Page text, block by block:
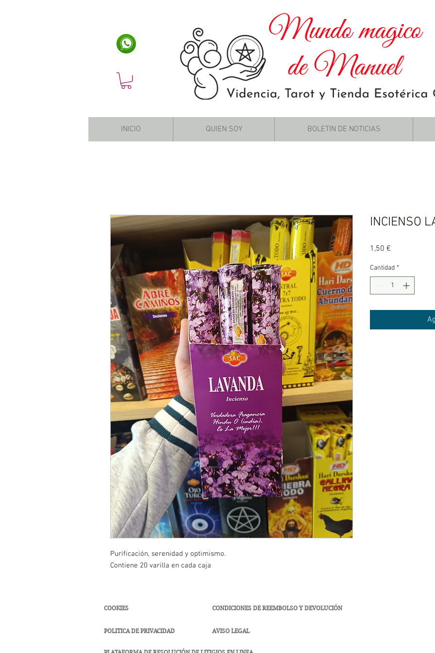
INICIO QUIEN SOY BOLETIN DE NOTICIAS
Purificación, serenidad y optimismo.
Contiene 20 varilla en cada caja
INCIENSO
1,50 €
Cantidad *
COOKIES
POLITICA DE PRIVACIDAD
CONDICIONES DE REEMBOLSO Y DEVOLUCIÓN
AVISO LEGAL